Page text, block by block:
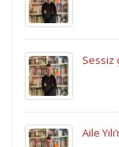
Sessiz
Aile